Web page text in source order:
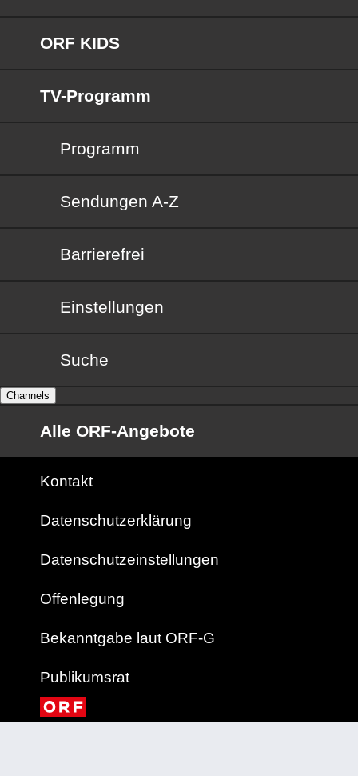
ORF KIDS
TV-Programm
Programm
Sendungen von A bis Z
Sendungen A-Z
Barrierefrei
Barrierefrei
Einstellungen
Suche
Channels
Alle ORF-Angebote
Kontakt
Datenschutzerklärung
Datenschutzeinstellungen
Offenlegung
Bekanntgabe laut ORF-G
Publikumsrat